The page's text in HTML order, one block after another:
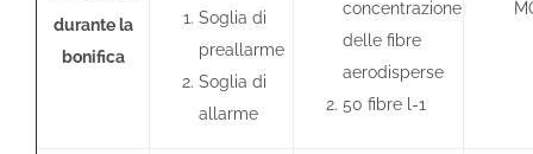
durante la
bonifica
Soglia di
preallarme
Soglia di
allarme
concentrazione
delle fibre
aerodisperse
50 fibre l-1